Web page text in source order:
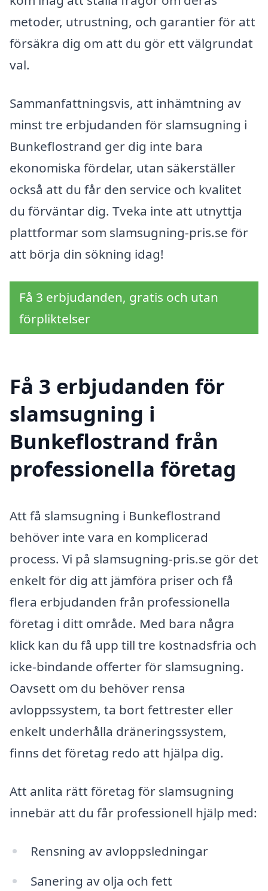
metoder, utrustning, och garantier för att
försäkra dig om att du gör ett välgrundat
val.
Sammanfattningsvis, att inhämtning av
minst tre erbjudanden för slamsugning i
Bunkeflostrand ger dig inte bara
ekonomiska fördelar, utan säkerställer
också att du får den service och kvalitet
du förväntar dig. Tveka inte att utnyttja
plattformar som slamsugning-pris.se för
att börja din sökning idag!
Få 3 erbjudanden, gratis och utan
förpliktelser
Få 3 erbjudanden för
slamsugning i
Bunkeflostrand från
professionella företag
Att få slamsugning i Bunkeflostrand
behöver inte vara en komplicerad
process. Vi på slamsugning-pris.se gör det
enkelt för dig att jämföra priser och få
flera erbjudanden från professionella
företag i ditt område. Med bara några
klick kan du få upp till tre kostnadsfria och
icke-bindande offerter för slamsugning.
Oavsett om du behöver rensa
avloppssystem, ta bort fettrester eller
enkelt underhålla dräneringssystem,
finns det företag redo att hjälpa dig.
Att anlita rätt företag för slamsugning
innebär att du får professionell hjälp med:
Rensning av avloppsledningar
Sanering av olja och fett